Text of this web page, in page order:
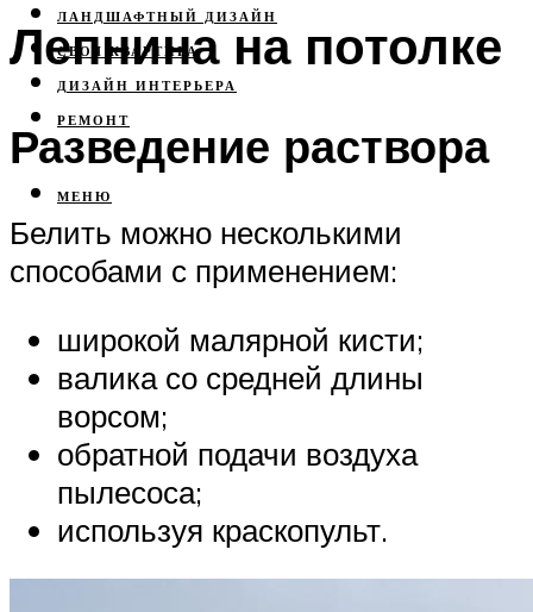
ЛАНДШАФТНЫЙ ДИЗАЙН
СВОЯ КВАРТИРА
ДИЗАЙН ИНТЕРЬЕРА
РЕМОНТ
МЕНЮ
Лепнина на потолке
Разведение раствора
Белить можно несколькими
способами с применением:
широкой малярной кисти;
валика со средней длины
ворсом;
обратной подачи воздуха
пылесоса;
используя краскопульт.